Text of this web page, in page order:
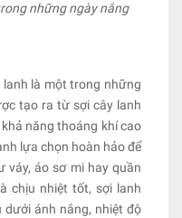
những ngày nắng
lanh là một trong những
tạo ra từ sợi cây lanh
năng thoáng khí cao
lựa chọn hoàn hảo để
váy, áo sơ mi hay quần
chịu nhiệt tốt, sợi lanh
dưới ánh nắng, nhiệt độ